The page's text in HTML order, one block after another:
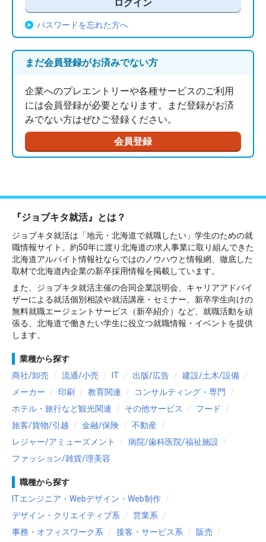
パスワードを忘れた方へ
まだ会員登録がお済みでない方
企業へのプレエントリーや各種サービスのご利用
には会員登録が必要となります。まだ登録がお済
みでない方はぜひご登録ください。
会員登録
『ジョブキタ就活』とは？
ジョブキタ就活は「地元・北海道で就職したい」学生のための就
職情報サイト。約50年に渡り北海道の求人事業に取り組んできた
北海道アルバイト情報社ならではのノウハウと情報網、徹底した
取材で北海道内企業の新卒採用情報を掲載しています。
また、ジョブキタ就活主催の合同企業説明会、キャリアアドバイ
ザーによる就活個別相談や就活講座・セミナー、新卒学生向けの
無料就職エージェントサービス（新卒紹介）など、就職活動を頑
張る、北海道で働きたい学生に役立つ就職情報・イベントを提供
します。
業種から探す
商社/卸売
流通/小売 IT 出版/広告
建設/土木/設備
メーカー
印刷 教育関連
コンサルティング・専門
ホテル・旅行など観光関連
その他サービス
フード
旅客/貨物/引越
金融/保険
不動産
レジャー/アミューズメント
病院/歯科医院/福祉施設
ファッション/雑貨/理美容
職種から探す
ITエンジニア・Webデザイン・Web制作
デザイン・クリエイティブ系
営業系
事務・オフィスワーク系
接客・サービス系
販売